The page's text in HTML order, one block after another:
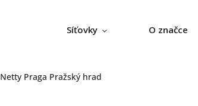
Síťovky O značce
Netty Praga Pražský hrad